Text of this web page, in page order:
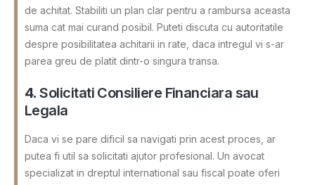
de achitat. Stabiliti un plan clar pentru a rambursa aceasta
suma cat mai curand posibil. Puteti discuta cu autoritatile
despre posibilitatea achitarii in rate, daca intregul vi s-ar
parea greu de platit dintr-o singura transa.
4.Solicitati Consiliere Financiara sau
Legala
Daca vi se pare dificil sa navigati prin acest proces, ar
putea fi util sa solicitati ajutor profesional. Un avocat
specializat in dreptul international sau fiscal poate oferi